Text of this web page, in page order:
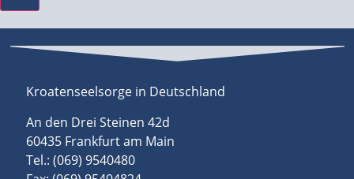
Kroatenseelsorge in Deutschland
An den Drei Steinen 42d
60435 Frankfurt am Main
Tel.: (069) 9540480